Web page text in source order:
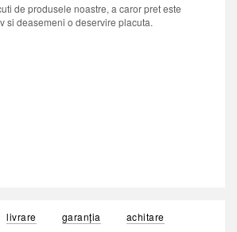
de produsele noastre, a caror pret este
si deasemeni o deservire placuta.
livrare garanția
achitare